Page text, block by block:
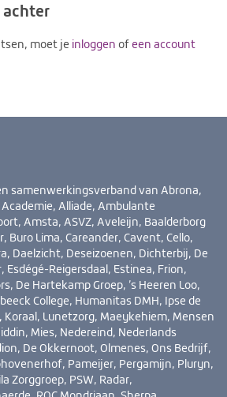
achter
moet je inloggen of een account
samenwerkingsverband van Abrona,
Alliade, Ambulante
Amsta, ASVZ, Aveleijn, Baalderborg
Buro Lima, Careander, Cavent, Cello,
Daelzicht, Deseizoenen, Dichterbij, De
Esdégé-Reigersdaal, Estinea, Frion,
De Hartekamp Groep, ’s Heeren Loo,
College, Humanitas DMH, Ipse de
Koraal, Lunetzorg, Maeykehiem, Mensen
Mies, Nedereind, Nederlands
De Okkernoot, Olmenes, Ons Bedrijf,
Pameijer, Pergamijn, Pluryn,
Zorggroep, PSW, Radar,